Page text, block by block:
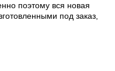
поэтому вся новая
под заказ,